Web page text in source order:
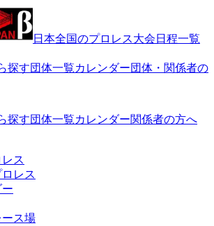
日本全国のプロレス大会日程一覧
探す団体一覧カレンダー団体・関係者の
探す団体一覧カレンダー関係者の方へ
ス
レス
ス場